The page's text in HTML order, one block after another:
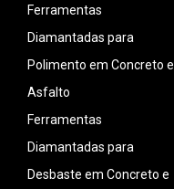
Ferramentas
Diamantadas para
Polimento em Concreto e
Asfalto
Ferramentas
Diamantadas para
Desbaste em Concreto e